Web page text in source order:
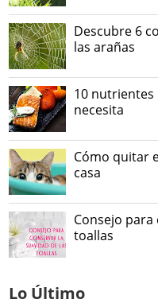
Descubre 6
las arañas
10
necesita
Cómo quitar
casa
Consejo
toallas
Lo Último